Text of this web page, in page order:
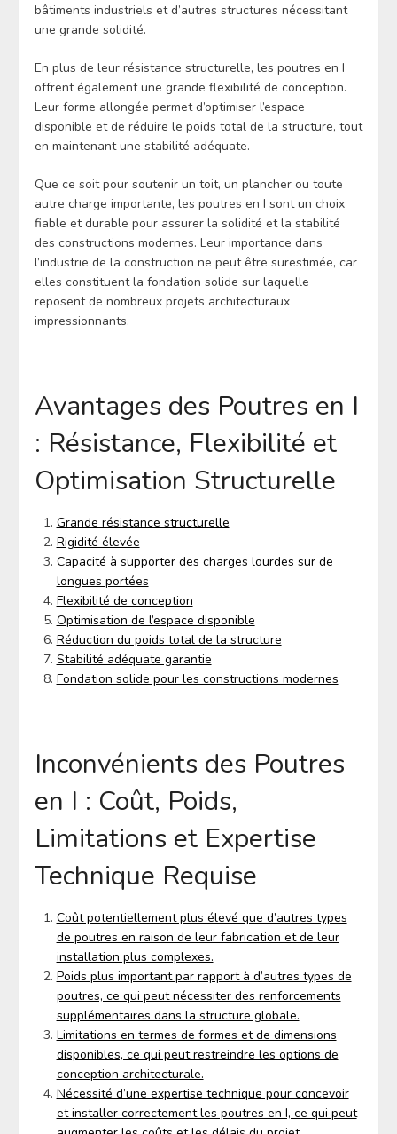
bâtiments industriels et d’autres structures nécessitant
une grande solidité.
En plus de leur résistance structurelle, les poutres en I
offrent également une grande flexibilité de conception.
Leur forme allongée permet d’optimiser l’espace
disponible et de réduire le poids total de la structure, tout
en maintenant une stabilité adéquate.
Que ce soit pour soutenir un toit, un plancher ou toute
autre charge importante, les poutres en I sont un choix
fiable et durable pour assurer la solidité et la stabilité
des constructions modernes. Leur importance dans
l’industrie de la construction ne peut être surestimée, car
elles constituent la fondation solide sur laquelle
reposent de nombreux projets architecturaux
impressionnants.
Avantages des Poutres en I
: Résistance, Flexibilité et
Optimisation Structurelle
Grande résistance structurelle
Rigidité élevée
Capacité à supporter des charges lourdes sur de
longues portées
Flexibilité de conception
Optimisation de l’espace disponible
Réduction du poids total de la structure
Stabilité adéquate garantie
Fondation solide pour les constructions modernes
Inconvénients des Poutres
en I : Coût, Poids,
Limitations et Expertise
Technique Requise
Coût potentiellement plus élevé que d’autres types
de poutres en raison de leur fabrication et de leur
installation plus complexes.
Poids plus important par rapport à d’autres types de
poutres, ce qui peut nécessiter des renforcements
supplémentaires dans la structure globale.
Limitations en termes de formes et de dimensions
disponibles, ce qui peut restreindre les options de
conception architecturale.
Nécessité d’une expertise technique pour concevoir
et installer correctement les poutres en I, ce qui peut